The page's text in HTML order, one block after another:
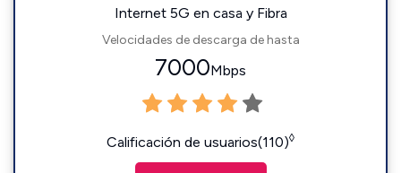
Internet 5G en casa y Fibra
Velocidades de descarga de hasta
7000Mbps
Calificación de usuarios(110)◊